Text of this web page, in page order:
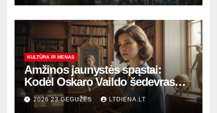
KULTŪRA IR MENAS
Amžinos jaunystės spąstai:
Kodėl Oskaro Vaildo šedevras
šiandien aktualesnis nei bet
kada?
2026 23 GEGUŽĖS LTDIENA.LT